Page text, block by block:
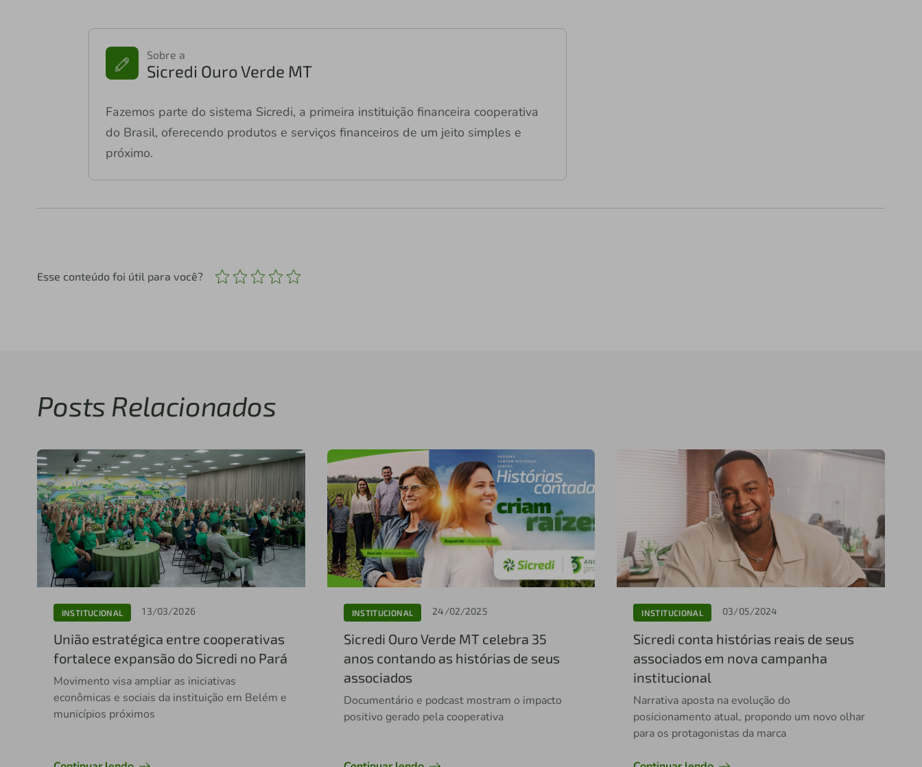
Sobre a
Sicredi Ouro Verde MT
Fazemos parte do sistema Sicredi, a primeira instituição financeira cooperativa
do Brasil, oferecendo produtos e serviços financeiros de um jeito simples e
próximo.
Esse conteúdo foi útil para você?
Posts Relacionados
INSTITUCIONAL 13/03/2026
União estratégica entre cooperativas
fortalece expansão do Sicredi no Pará
Movimento visa ampliar as iniciativas
econômicas e sociais da instituição em Belém e
municípios próximos
INSTITUCIONAL 24/02/2025
Sicredi Ouro Verde MT celebra 35
anos contando as histórias de seus
associados
Documentário e podcast mostram o impacto
positivo gerado pela cooperativa
INSTITUCIONAL 03/05/2024
Sicredi conta histórias reais de seus
associados em nova campanha
institucional
Narrativa aposta na evolução do
posicionamento atual, propondo um novo olhar
para os protagonistas da marca